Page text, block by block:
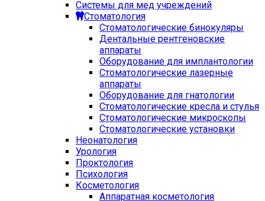
Системы для мед учреждений
Стоматология
Стоматологические бинокуляры
Дентальные рентгеновские
аппараты
Оборудование для имплантологии
Стоматологические лазерные
аппараты
Оборудование для гнатологии
Стоматологические кресла и стулья
Стоматологические микроскопы
Стоматологические установки
Неонатология
Урология
Проктология
Психология
Косметология
Аппаратная косметология